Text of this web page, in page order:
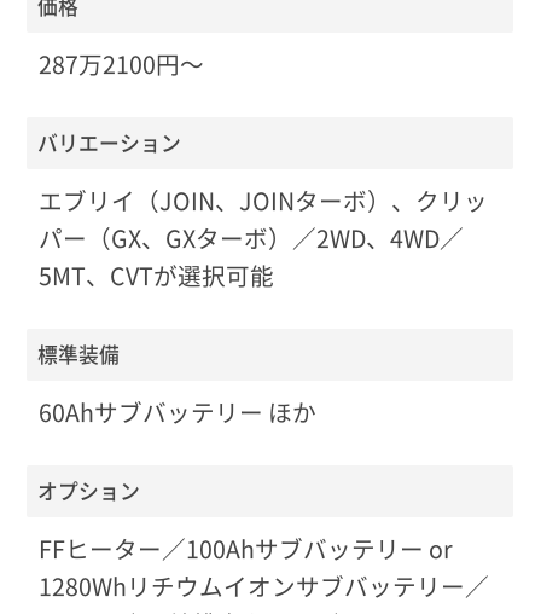
価格
287万2100円〜
バリエーション
エブリイ（JOIN、JOINターボ）、クリッ
パー（GX、GXターボ）／2WD、4WD／
5MT、CVTが選択可能
標準装備
60Ahサブバッテリー ほか
オプション
FFヒーター／100Ahサブバッテリー or
1280Whリチウムイオンサブバッテリー／